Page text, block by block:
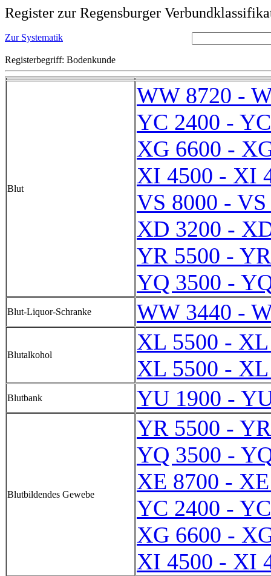
Register zur Regensburger
Zur Systematik
Registerbegriff: Bodenkunde
Blut
WW 8720 -
YC 2400 -
XG 6600 -
XI 4500 - XI
VS 8000 - VS
XD 3200 -
YR 5500 -
YQ 3500 -
Blut-Liquor-Schranke WW 3440 -
Blutalkohol
XL 5500 -
XL 5500 -
Blutbank YU 1900 -
Blutbildendes Gewebe
YR 5500 -
YQ 3500 -
XE 8700 -
YC 2400 -
XG 6600 -
XI 4500 - XI